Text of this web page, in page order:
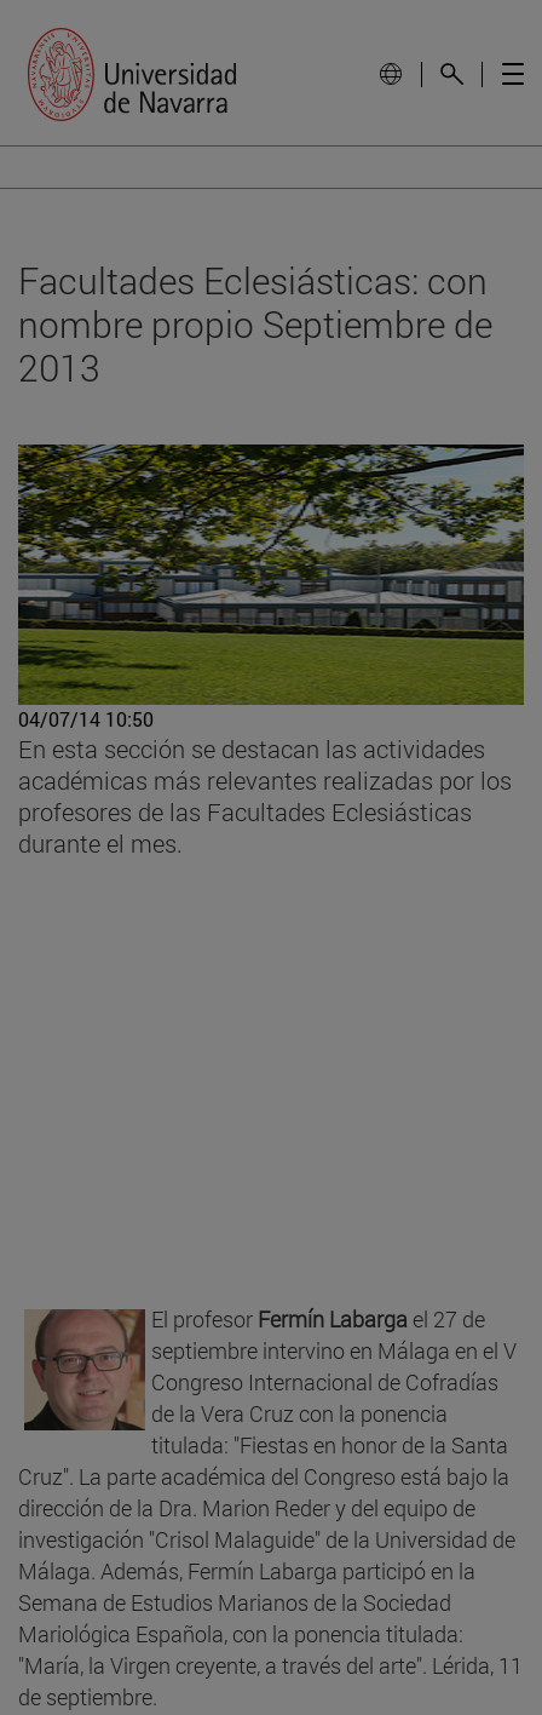
Facultades Eclesiásticas: con
nombre propio Septiembre de
2013
04/07/14 10:50
En esta sección se destacan las actividades
académicas más relevantes realizadas por los
profesores de las Facultades Eclesiásticas
durante el mes.
El profesor Fermín Labarga el 27 de
septiembre intervino en Málaga en el V
Congreso Internacional de Cofradías
de la Vera Cruz con la ponencia
titulada: "Fiestas en honor de la Santa
Cruz". La parte académica del Congreso está bajo la
dirección de la Dra. Marion Reder y del equipo de
investigación "Crisol Malaguide" de la Universidad de
Málaga. Además, Fermín Labarga participó en la
Semana de Estudios Marianos de la Sociedad
Mariológica Española, con la ponencia titulada:
"María, la Virgen creyente, a través del arte". Lérida, 11
de septiembre.